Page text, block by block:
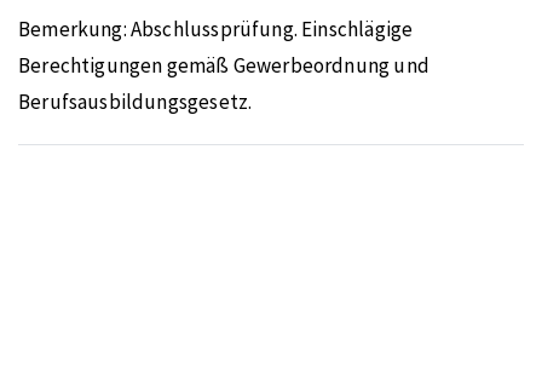
Bemerkung:Abschlussprüfung. Einschlägige
Berechtigungen gemäß Gewerbeordnung und
Berufsausbildungsgesetz.